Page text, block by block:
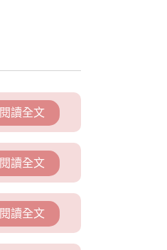
閱讀全文
閱讀全文
閱讀全文